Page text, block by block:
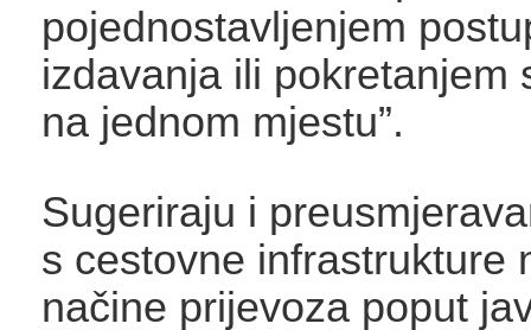
pojednostavljenjem
izdavanja ili pokretanjem
na jednom mjestu”.
Sugeriraju i
s cestovne infrastrukture
načine prijevoza poput